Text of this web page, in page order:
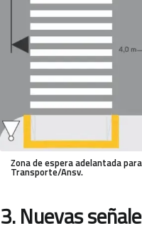
Zona de espera adelantada
Transporte/Ansv.
3. Nuevas